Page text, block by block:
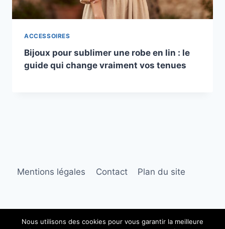
ACCESSOIRES
Bijoux pour sublimer une robe en lin : le
guide qui change vraiment vos tenues
Mentions légales Contact Plan du site
Nous utilisons des cookies pour vous garantir la meilleure